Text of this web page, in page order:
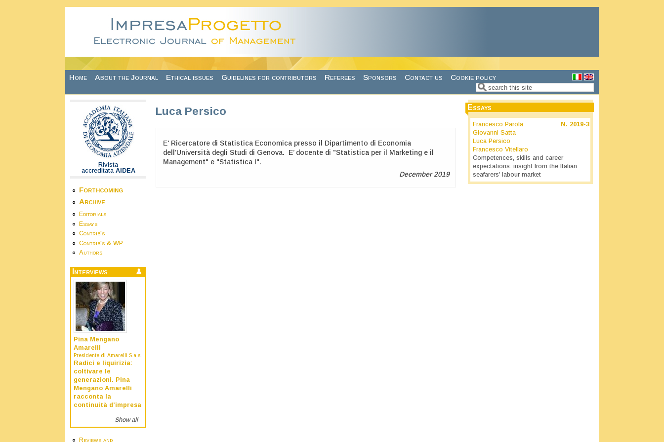
Home About the Journal Ethical issues Guidelines for contributors Referees Sponsors Contact us Cookie policy
Search form
Search
Rivista
accreditata AIDEA
Forthcoming
Archive
Editorials
Essays
Contrib's
Contrib's & WP
Authors
Interviews
Pina Mengano
Amarelli
Presidente di Amarelli S.a.s.
Radici e liquirizia:
coltivare le
generazioni. Pina
Mengano Amarelli
racconta la
continuità d’impresa
Show all
Reviews and
Luca Persico
E' Ricercatore di Statistica Economica presso il Dipartimento di Economia
dell'Università degli Studi di Genova. E’ docente di "Statistica per il Marketing e il
Management" e "Statistica I".
December 2019
Essays
N. 2019-3
Francesco Parola
Giovanni Satta
Luca Persico
Francesco Vitellaro
Competences, skills and career
expectations: insight from the Italian
seafarers’ labour market